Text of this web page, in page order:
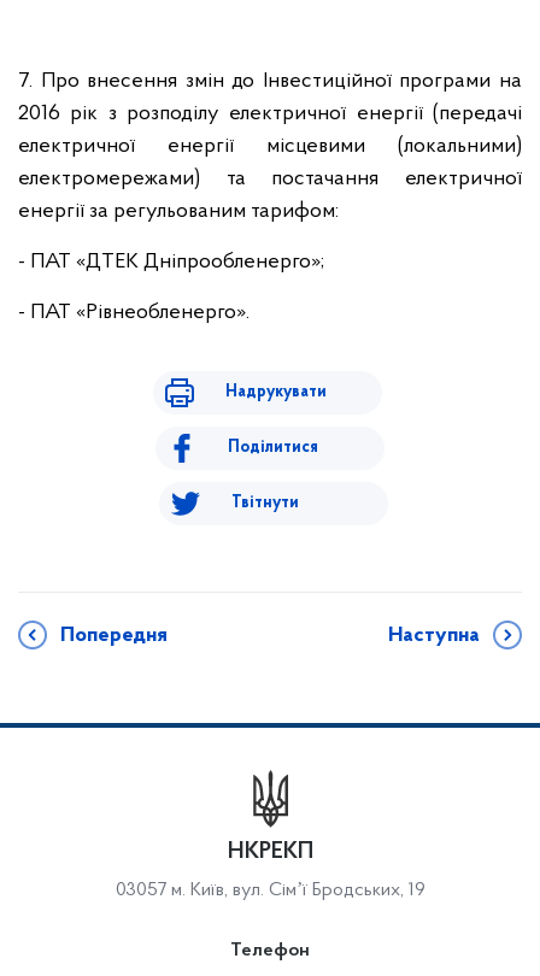
7. Про внесення змін до Інвестиційної програми на
2016 рік з розподілу електричної енергії (передачі
електричної енергії місцевими (локальними)
електромережами) та постачання електричної
енергії за регульованим тарифом:
- ПАТ «ДТЕК Дніпрообленерго»;
- ПАТ «Рівнеобленерго».
Надрукувати
Поділитися
Твітнути
Попередня Наступна
НКРЕКП
03057 м. Київ, вул. Сімʼї Бродських, 19
Телефон